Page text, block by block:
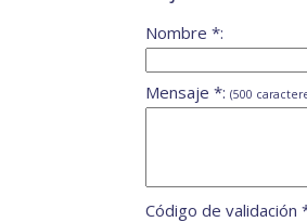
Nombre *:
Mensaje *: (500
Código de validación